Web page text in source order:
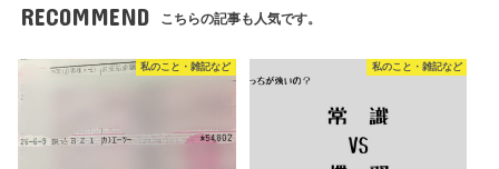
RECOMMEND こちらの記事も人気です。
私のこと・雑記など 私のこと・雑記など